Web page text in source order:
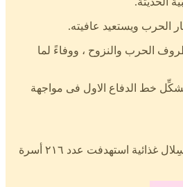
الحرب ويستعيد عافيته.
الحرب والنزوح ، ووفاءً لما
تُشكِّل خط الدفاع الاول فى مواجهة
فى خِضم جهودها الإنسانية المستمرة لدعم الأسر النازحة داخل محلية المجلد، قامت غرفة الطوارئ والبناء بمحلية المجلد بتأريخ الأربعاء الموافق ١٥ أكتوبر ٢٠٢٥م بتوزيع سِلال غذائية استهدفت عدد ٢١٦ أسرة